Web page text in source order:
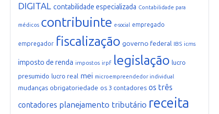
DIGITAL contabilidade especializada Contabilidade para
médicos contribuinte e-social empregado
empregador fiscalização governo federal IBS icms
imposto de renda impostos irpf legislação lucro
presumido lucro real mei microempreendedor individual
mudanças obrigatoriedade os 3 contadores os três
contadores planejamento tributário receita